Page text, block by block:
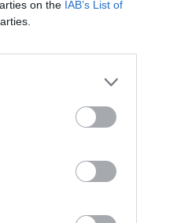
on the IAB’s List of
Cela remplace
réflexion . En tant que maître